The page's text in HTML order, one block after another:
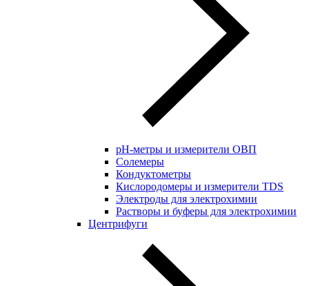
pH-метры и измерители ОВП
Солемеры
Кондуктометры
Кислородомеры и измерители TDS
Электроды для электрохимии
Растворы и буферы для электрохимии
Центрифуги